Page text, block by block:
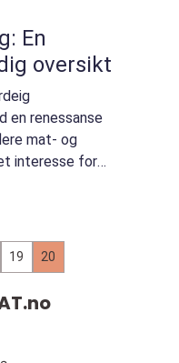
En
oversikt
en renessanse
mat- og
interesse for
19 20
no